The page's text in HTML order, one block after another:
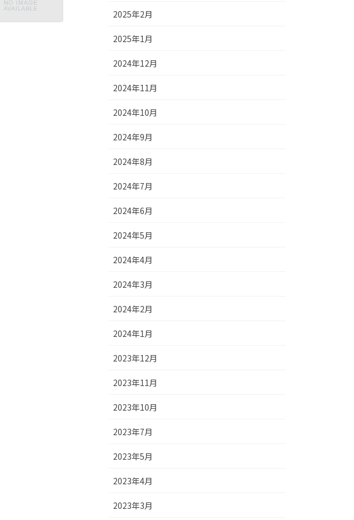
2025年2月
2025年1月
2024年12月
2024年11月
2024年10月
2024年9月
2024年8月
2024年7月
2024年6月
2024年5月
2024年4月
2024年3月
2024年2月
2024年1月
2023年12月
2023年11月
2023年10月
2023年7月
2023年5月
2023年4月
2023年3月